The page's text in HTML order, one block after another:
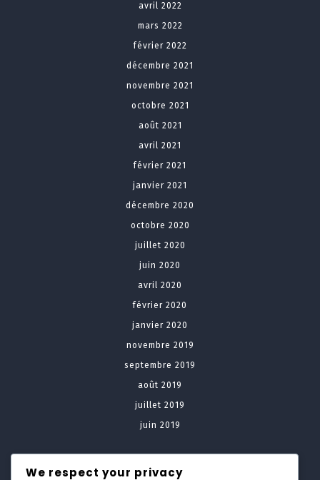
avril 2022
mars 2022
février 2022
décembre 2021
novembre 2021
octobre 2021
août 2021
avril 2021
février 2021
janvier 2021
décembre 2020
octobre 2020
juillet 2020
juin 2020
avril 2020
février 2020
janvier 2020
novembre 2019
septembre 2019
août 2019
juillet 2019
juin 2019
Meta
We respect your privacy